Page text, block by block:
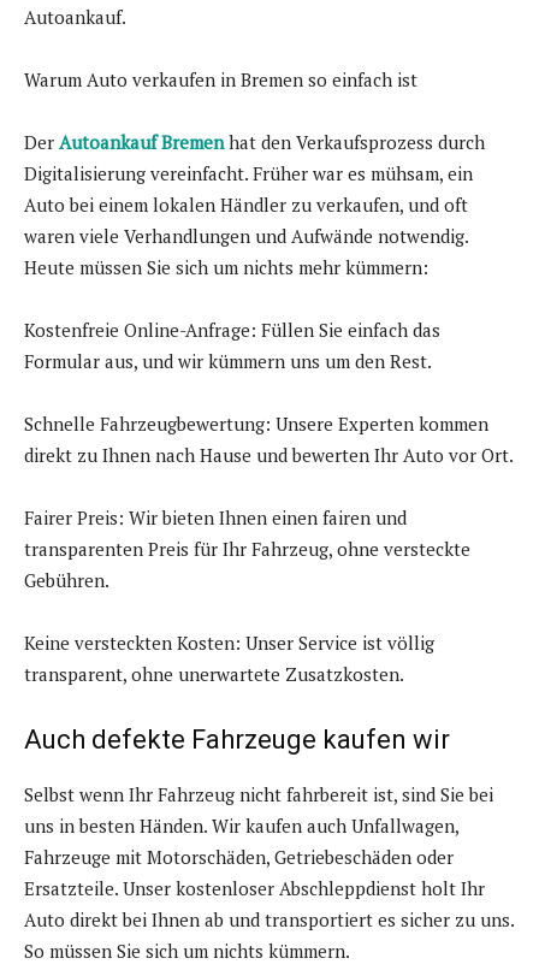
Autoankauf.
Warum Auto verkaufen in Bremen so einfach ist
Der Autoankauf Bremen hat den Verkaufsprozess durch
Digitalisierung vereinfacht. Früher war es mühsam, ein
Auto bei einem lokalen Händler zu verkaufen, und oft
waren viele Verhandlungen und Aufwände notwendig.
Heute müssen Sie sich um nichts mehr kümmern:
Kostenfreie Online-Anfrage: Füllen Sie einfach das
Formular aus, und wir kümmern uns um den Rest.
Schnelle Fahrzeugbewertung: Unsere Experten kommen
direkt zu Ihnen nach Hause und bewerten Ihr Auto vor Ort.
Fairer Preis: Wir bieten Ihnen einen fairen und
transparenten Preis für Ihr Fahrzeug, ohne versteckte
Gebühren.
Keine versteckten Kosten: Unser Service ist völlig
transparent, ohne unerwartete Zusatzkosten.
Auch defekte Fahrzeuge kaufen wir
Selbst wenn Ihr Fahrzeug nicht fahrbereit ist, sind Sie bei
uns in besten Händen. Wir kaufen auch Unfallwagen,
Fahrzeuge mit Motorschäden, Getriebeschäden oder
Ersatzteile. Unser kostenloser Abschleppdienst holt Ihr
Auto direkt bei Ihnen ab und transportiert es sicher zu uns.
So müssen Sie sich um nichts kümmern.